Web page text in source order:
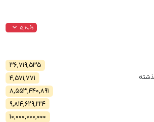
۵,۶۰%
۳۶,۷۱۹,۵۳۵
۴,۵۷۱,۷۷۱
۸,۵۵۳,۴۴۰,۸۹۱
۹,۸۱۴,۶۲۹,۲۲۴
۱۰,۰۰۰,۰۰۰,۰۰۰